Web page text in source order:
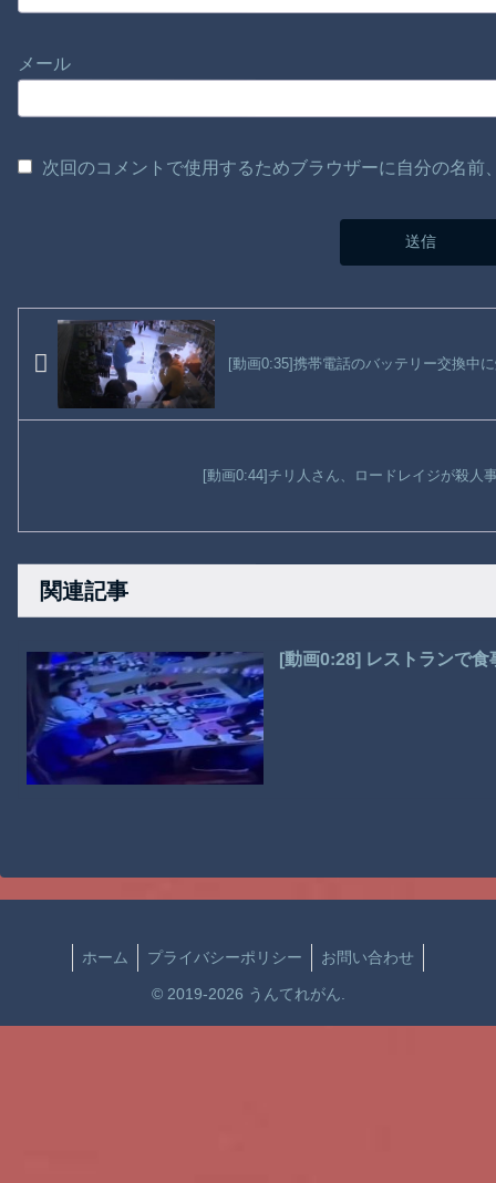
メール
次回のコメントで使用するためブラウザーに自分の名
[動画0:35]携帯電話のバッテリー交換中
[動画0:44]チリ人さん、ロードレイジが殺人
関連記事
[動画0:28] レストランで
ホーム プライバシーポリシー お問い合わせ
© 2019-2026 うんてれがん.